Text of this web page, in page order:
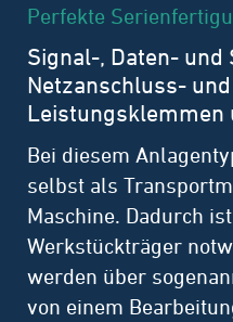
Perfekte
Signal-, Daten-
Netzanschluss- und
Leistungsklemmen
Bei diesem
selbst als
Maschine. Dadurch
Werkstückträger
werden über
von einem